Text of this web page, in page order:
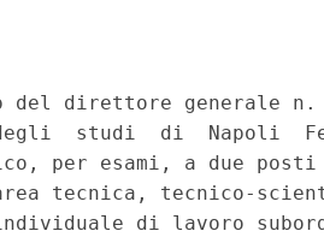
del direttore generale
studi  di  Napoli
per esami, a due
area tecnica, tecnico-
di lavoro